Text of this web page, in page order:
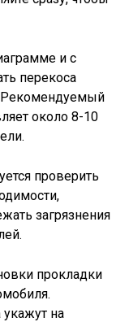
и с
перекоса
около 8-10
проверить
загрязнения
прокладки
на